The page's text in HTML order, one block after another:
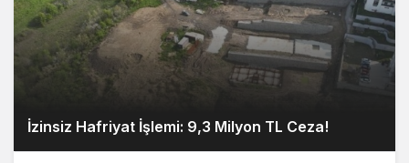
İzinsiz Hafriyat İşlemi: 9,3 Milyon TL Ceza!